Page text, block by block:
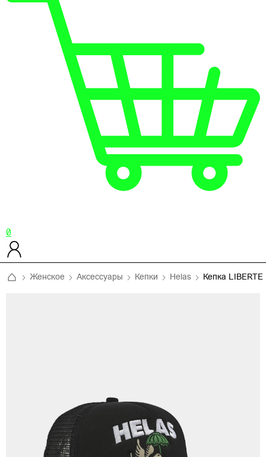
0
Женское Аксессуары Кепки Helas Кепка LIBERTE